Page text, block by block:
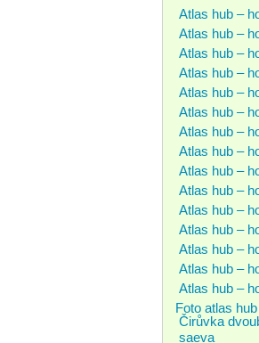
Atlas hub –
Atlas hub –
Atlas hub –
Atlas hub –
Atlas hub –
Atlas hub –
Atlas hub –
Atlas hub –
Atlas hub –
Atlas hub –
Atlas hub –
Atlas hub –
Atlas hub –
Atlas hub –
Atlas hub –
Foto atlas hub
Čirůvka
saeva